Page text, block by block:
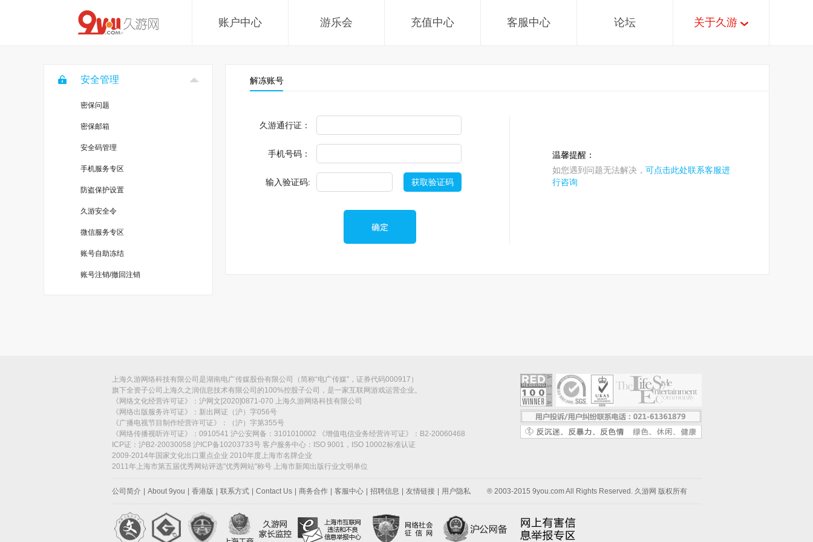
账户中心 游乐会 充值中心 客服中心 论坛 关于久游
安全管理
密保问题
密保邮箱
安全码管理
手机服务专区
防盗保护设置
久游安全令
微信服务专区
账号自助冻结
账号注销/撤回注销
解冻账号
久游通行证：
手机号码：
输入验证码: 获取验证码
温馨提醒：
如您遇到问题无法解决， 可点击此处联系客服进
行咨询
上海久游网络科技有限公司是湖南电广传媒股份有限公司（简称“电广传媒”，证券代码000917）
旗下全资子公司上海久之润信息技术有限公司的100%控股子公司，是一家互联网游戏运营企业。
《网络文化经营许可证》：沪网文[2020]0871-070 上海久游网络科技有限公司
《网络出版服务许可证》：新出网证（沪）字056号
《广播电视节目制作经营许可证》：（沪）字第355号
《网络传播视听许可证》：0910541 沪公安网备：3101010002 《增值电信业务经营许可证》：B2-20060468
ICP证：沪B2-20030058 沪ICP备10203733号 客户服务中心：ISO 9001，ISO 10002标准认证
2009-2014年国家文化出口重点企业 2010年度上海市名牌企业
2011年上海市第五届优秀网站评选"优秀网站"称号 上海市新闻出版行业文明单位
公司简介 About 9you 香港版 联系方式 Contact Us 商务合作 客服中心 招聘信息 友情链接 用户隐私 ® 2003-2015 9you.com All Rights Reserved. 久游网 版权所有